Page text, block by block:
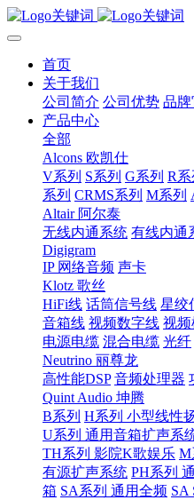
首页
关于我们
公司简介 公司优势 品牌
产品中心
全部
Alcons 欧凯仕
V系列 S系列 G系列 R系
系列 CRMS系列 M系列
Altair 阿尔泰
无线内通系统 有线内通
Digigram
IP 网络音频 声卡
Klotz 歌丝
HiFi线 话筒信号线 星绞
音箱线 视频数字线 视
电源电缆 混合电缆 光纤
Neutrino 丽尊龙
高性能DSP 音频处理器
Quint Audio 坤腾
B系列 H系列 小型线性
U系列 通用音箱扩声系
TH系列 影院K歌娱乐 M
有源扩声系统 PH系列
箱 SA系列 通用全频 SA